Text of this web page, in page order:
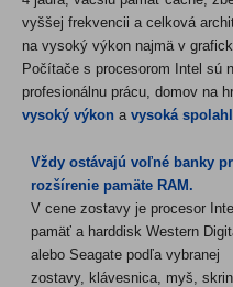
vyššej frekvencii a celková
na vysoký výkon najmä v
Počítače s procesorom Intel sú
profesionálnu prácu, domov na
vysoký výkon a vysoká
Vždy ostávajú voľné banky
rozšírenie pamäte RAM.
V cene zostavy je procesor
pamäť a harddisk Western
alebo Seagate podľa vybranej
zostavy, klávesnica, myš,